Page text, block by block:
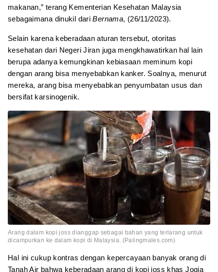
makanan,” terang Kementerian Kesehatan Malaysia
sebagaimana dinukil dariBernama, (26/11/2023).
Selain karena keberadaan aturan tersebut, otoritas
kesehatan dari Negeri Jiran juga mengkhawatirkan hal lain
berupa adanya kemungkinan kebiasaan meminum kopi
dengan arang bisa menyebabkan kanker. Soalnya, menurut
mereka, arang bisa menyebabkan penyumbatan usus dan
bersifat karsinogenik.
Arang dalam kopi joss dianggap sebagai bahan yang terlarang untuk
dicampurkan ke dalam kopi di Malaysia. (Palingmales.com)
Hal ini cukup kontras dengan kepercayaan banyak orang di
Tanah Air bahwa keberadaan arang di kopi joss khas Jogja